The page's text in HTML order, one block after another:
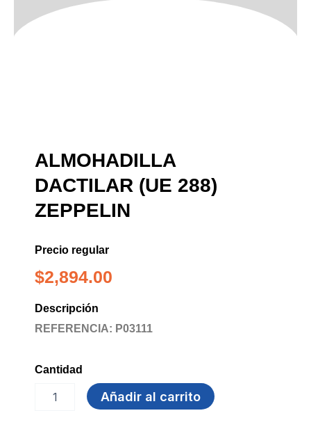
ALMOHADILLA
DACTILAR (UE 288)
ZEPPELIN
Precio regular
$2,894.00
Descripción
REFERENCIA: P03111
Cantidad
ALMOHADILLA
DACTILAR
Añadir al carrito